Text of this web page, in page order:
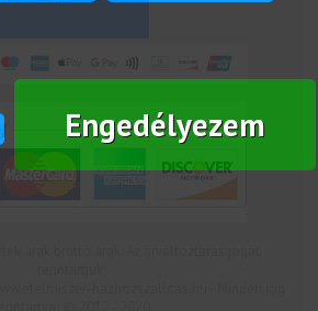
Engedélyezem